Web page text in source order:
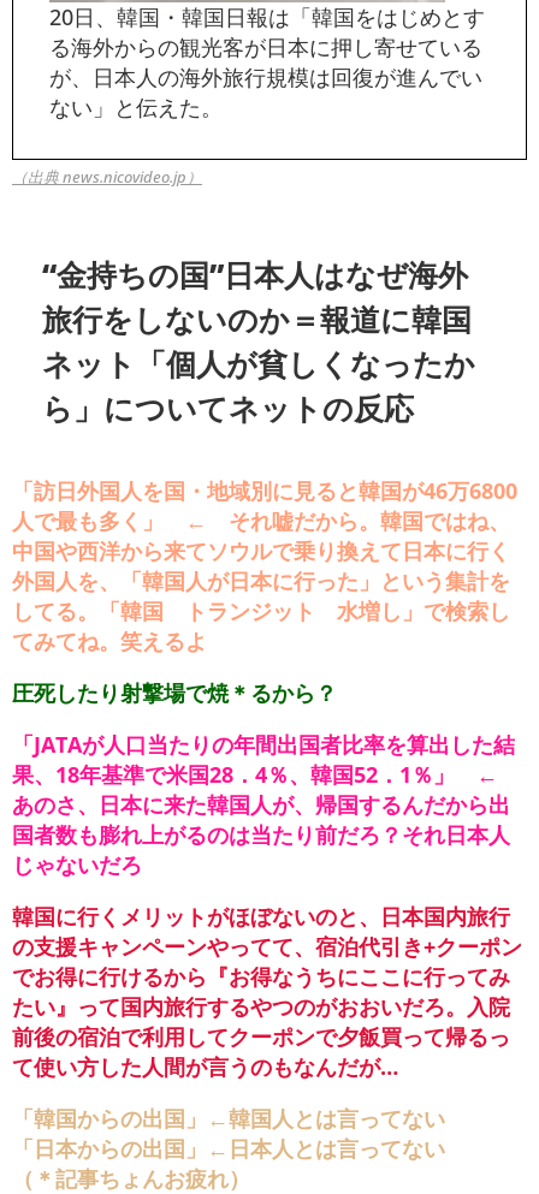
20日、韓国・韓国日報は「韓国をはじめとす
る海外からの観光客が日本に押し寄せている
が、日本人の海外旅行規模は回復が進んでい
ない」と伝えた。
（出典 news.nicovideo.jp）
“金持ちの国”日本人はなぜ海外
旅行をしないのか＝報道に韓国
ネット「個人が貧しくなったか
ら」についてネットの反応
「訪日外国人を国・地域別に見ると韓国が46万6800
人で最も多く」 ← それ嘘だから。韓国ではね、
中国や西洋から来てソウルで乗り換えて日本に行く
外国人を、「韓国人が日本に行った」という集計を
してる。「韓国 トランジット 水増し」で検索し
てみてね。笑えるよ
圧死したり射撃場で焼＊るから？
「JATAが人口当たりの年間出国者比率を算出した結
果、18年基準で米国28．4％、韓国52．1％」 ←
あのさ、日本に来た韓国人が、帰国するんだから出
国者数も膨れ上がるのは当たり前だろ？それ日本人
じゃないだろ
韓国に行くメリットがほぼないのと、日本国内旅行
の支援キャンペーンやってて、宿泊代引き+クーポン
でお得に行けるから『お得なうちにここに行ってみ
たい』って国内旅行するやつのがおおいだろ。入院
前後の宿泊で利用してクーポンで夕飯買って帰るっ
て使い方した人間が言うのもなんだが…
「韓国からの出国」←韓国人とは言ってない
「日本からの出国」←日本人とは言ってない
（＊記事ちょんお疲れ）